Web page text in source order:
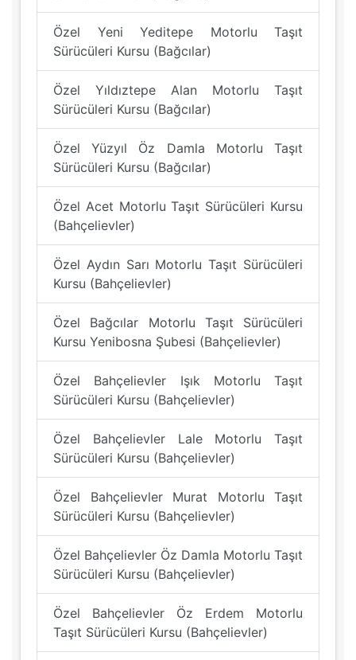
Özel Yeni Yeditepe Motorlu Taşıt
Sürücüleri Kursu (Bağcılar)
Özel Yıldıztepe Alan Motorlu Taşıt
Sürücüleri Kursu (Bağcılar)
Özel Yüzyıl Öz Damla Motorlu Taşıt
Sürücüleri Kursu (Bağcılar)
Özel Acet Motorlu Taşıt Sürücüleri Kursu
(Bahçelievler)
Özel Aydın Sarı Motorlu Taşıt Sürücüleri
Kursu (Bahçelievler)
Özel Bağcılar Motorlu Taşıt Sürücüleri
Kursu Yenibosna Şubesi (Bahçelievler)
Özel Bahçelievler Işık Motorlu Taşıt
Sürücüleri Kursu (Bahçelievler)
Özel Bahçelievler Lale Motorlu Taşıt
Sürücüleri Kursu (Bahçelievler)
Özel Bahçelievler Murat Motorlu Taşıt
Sürücüleri Kursu (Bahçelievler)
Özel Bahçelievler Öz Damla Motorlu Taşıt
Sürücüleri Kursu (Bahçelievler)
Özel Bahçelievler Öz Erdem Motorlu
Taşıt Sürücüleri Kursu (Bahçelievler)